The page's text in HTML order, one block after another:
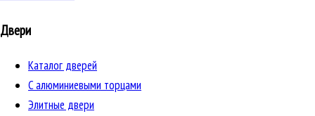
Двери
Каталог дверей
C алюминиевыми торцами
Элитные двери